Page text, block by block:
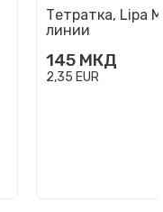
Тетратка, Lipa
линии
145 МКД
2,35 EUR